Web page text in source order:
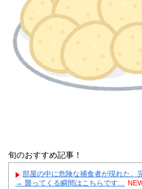
旬のおすすめ記事！
部屋の中に危険な捕食者が現れた。
→ 襲ってくる瞬間はこちらです…